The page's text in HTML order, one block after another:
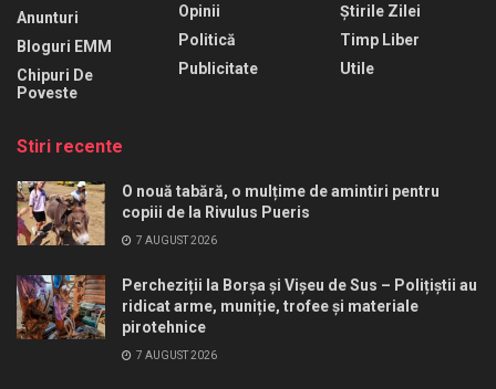
Anunturi
Bloguri EMM
Chipuri De
Poveste
Opinii
Politică
Publicitate
Știrile Zilei
Timp Liber
Utile
Stiri recente
O nouă tabără, o mulțime de amintiri pentru
copiii de la Rivulus Pueris
7 AUGUST 2026
Percheziții la Borșa și Vișeu de Sus – Polițiștii au
ridicat arme, muniție, trofee și materiale
pirotehnice
7 AUGUST 2026